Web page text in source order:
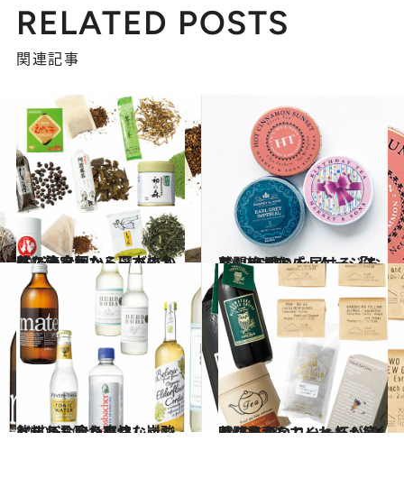
RELATED POSTS
関連記事
2020.6.2
体に染みわたる日本の名茶 7選 全国から選び抜かれた決定版
グルメ 2019.2.19
おしゃれなパッケージ缶に悶絶 香りを届ける「お茶」BEST6
グルメ
2020.5.30
しゅわしゅわ爽快な炭酸飲料 7選 今をリフレッシュするお取り寄せ
グルメ 2020.5.25
香り豊かなコーヒー＆紅茶 7選 おいしい一杯が家時間を変えてくれる
グルメ